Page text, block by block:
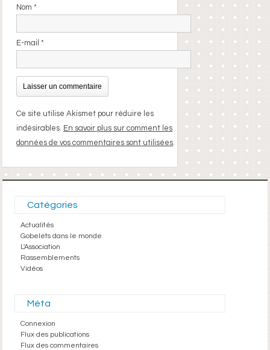
Nom*
E-mail*
Ce site utilise Akismet pour réduire les
indésirables. En savoir plus sur comment les
données de vos commentaires sont utilisées
Catégories
Actualités
Gobelets dans le monde
L'Association
Rassemblements
Vidéos
Méta
Connexion
Flux des publications
Flux des commentaires